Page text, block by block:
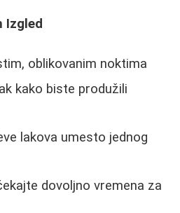
Izgled
oblikovanim noktima
kako biste produžili
lakova umesto jednog
dovoljno vremena za